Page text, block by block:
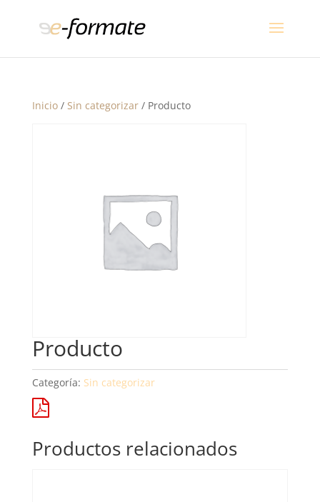
Inicio/ Sin categorizar/ Producto
Producto
Categoría: Sin categorizar
Productos relacionados